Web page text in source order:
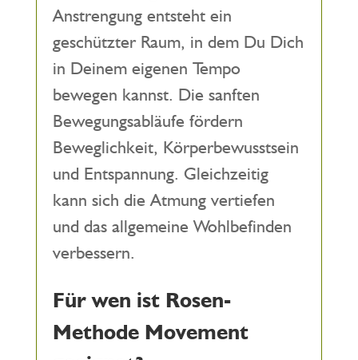
Anstrengung entsteht ein
geschützter Raum, in dem Du Dich
in Deinem eigenen Tempo
bewegen kannst. Die sanften
Bewegungsabläufe fördern
Beweglichkeit, Körperbewusstsein
und Entspannung. Gleichzeitig
kann sich die Atmung vertiefen
und das allgemeine Wohlbefinden
verbessern.
Für wen ist Rosen-
Methode Movement